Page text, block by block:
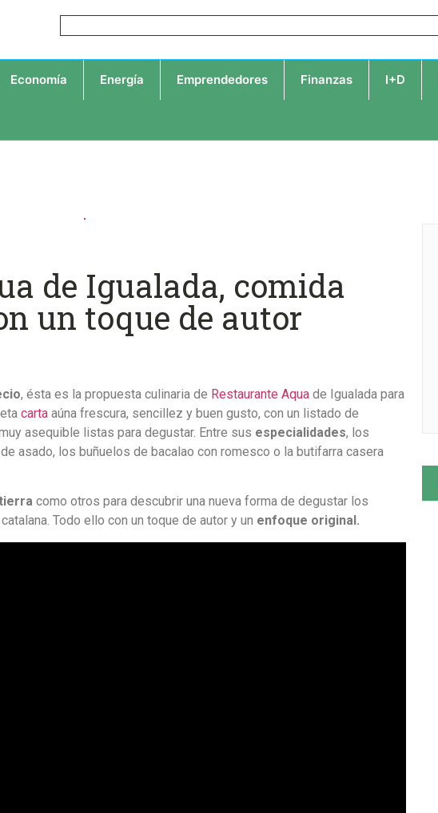
Economía Energía Emprendedores Finanzas I+D
de Igualada, comida
un toque de autor
, ésta es la propuesta culinaria de Restaurante Aqua de Igualada para
carta aúna frescura, sencillez y buen gusto, con un listado de
asequible listas para degustar. Entre sus especialidades, los
asado, los buñuelos de bacalao con romesco o la butifarra casera
como otros para descubrir una nueva forma de degustar los
Todo ello con un toque de autor y un enfoque original.